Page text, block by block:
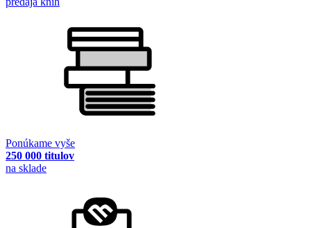
Ponúkame vyše
250 000 titulov
na sklade